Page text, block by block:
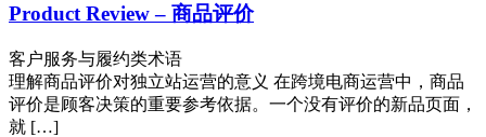
Product Review – 商品评价
客户服务与履约类术语
理解商品评价对独立站运营的意义 在跨境电商运营中，商品
评价是顾客决策的重要参考依据。一个没有评价的新品页面，
就 […]